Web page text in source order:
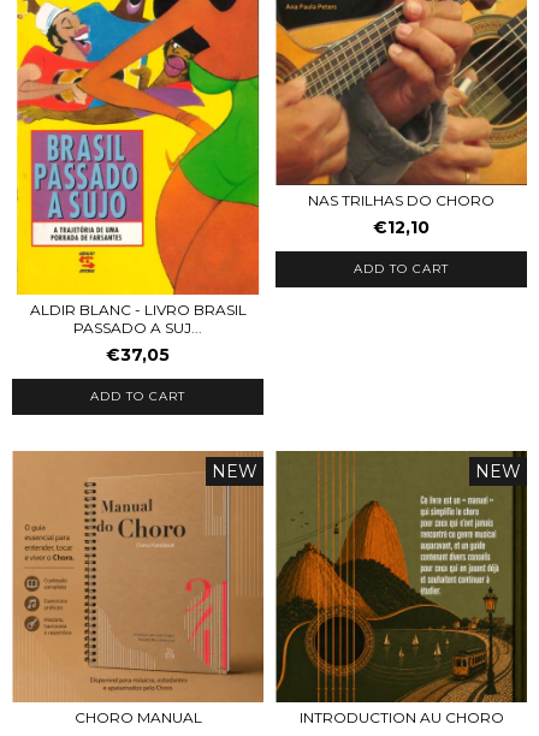
ALDIR BLANC - LIVRO BRASIL
PASSADO A SUJ...
€37,05
ADD TO CART
NAS TRILHAS DO CHORO
€12,10
ADD TO CART
NEW
CHORO MANUAL
NEW
INTRODUCTION AU CHORO